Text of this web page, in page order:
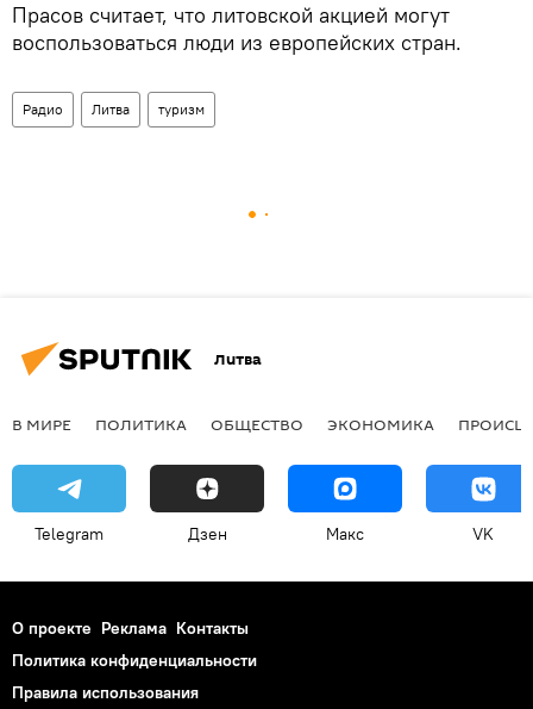
Прасов считает, что литовской акцией могут
воспользоваться люди из европейских стран.
Радио Литва туризм
Литва
В МИРЕ ПОЛИТИКА ОБЩЕСТВО ЭКОНОМИКА
Telegram Дзен Макс VK
О проекте Реклама Контакты
Политика конфиденциальности
Правила использования